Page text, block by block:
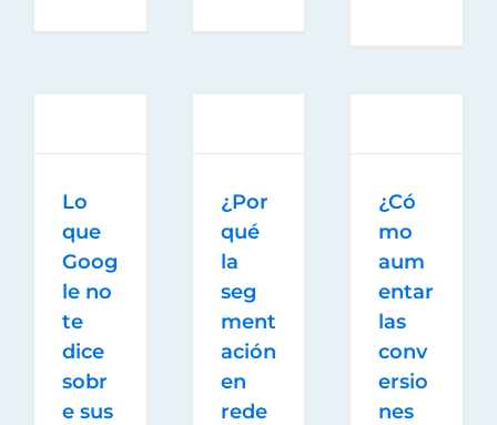
Lo
que
Goog
le no
te
dice
sobr
e sus
¿Por
qué
la
seg
ment
ación
en
rede
¿Có
mo
aum
entar
las
conv
ersio
nes